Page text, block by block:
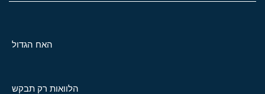
האח הגדול
הלוואות רק תבקש